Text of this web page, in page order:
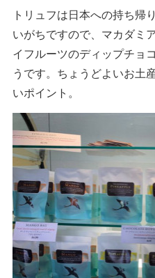
トリュフは日本への持ち帰
いがちですので、マカダミ
イフルーツのディップチョ
うです。ちょうどよいお土
いポイント。